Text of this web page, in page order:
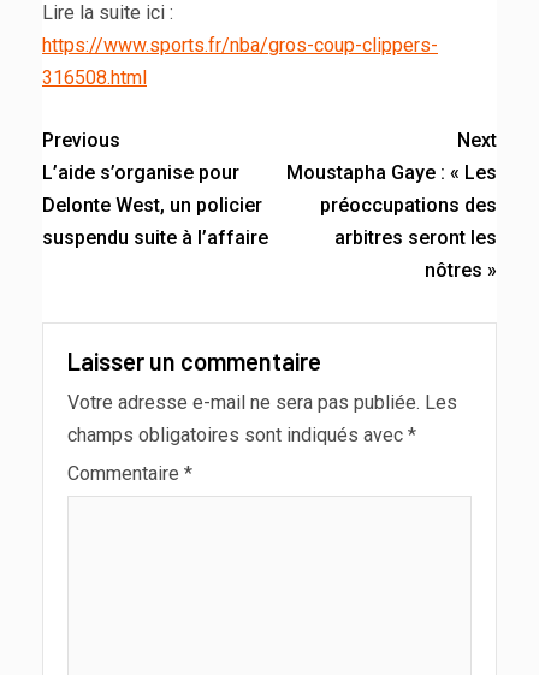
Lire la suite ici :
https://www.sports.fr/nba/gros-coup-clippers-
316508.html
Previous
L’aide s’organise pour
Delonte West, un policier
suspendu suite à l’affaire
Next
Moustapha Gaye : « Les
préoccupations des
arbitres seront les
nôtres »
Laisser un commentaire
Votre adresse e-mail ne sera pas publiée. Les
champs obligatoires sont indiqués avec *
Commentaire *